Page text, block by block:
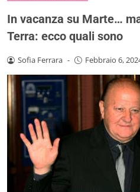
In vacanza su Marte…
Terra: ecco quali sono
Sofia Ferrara - Febbraio 6,